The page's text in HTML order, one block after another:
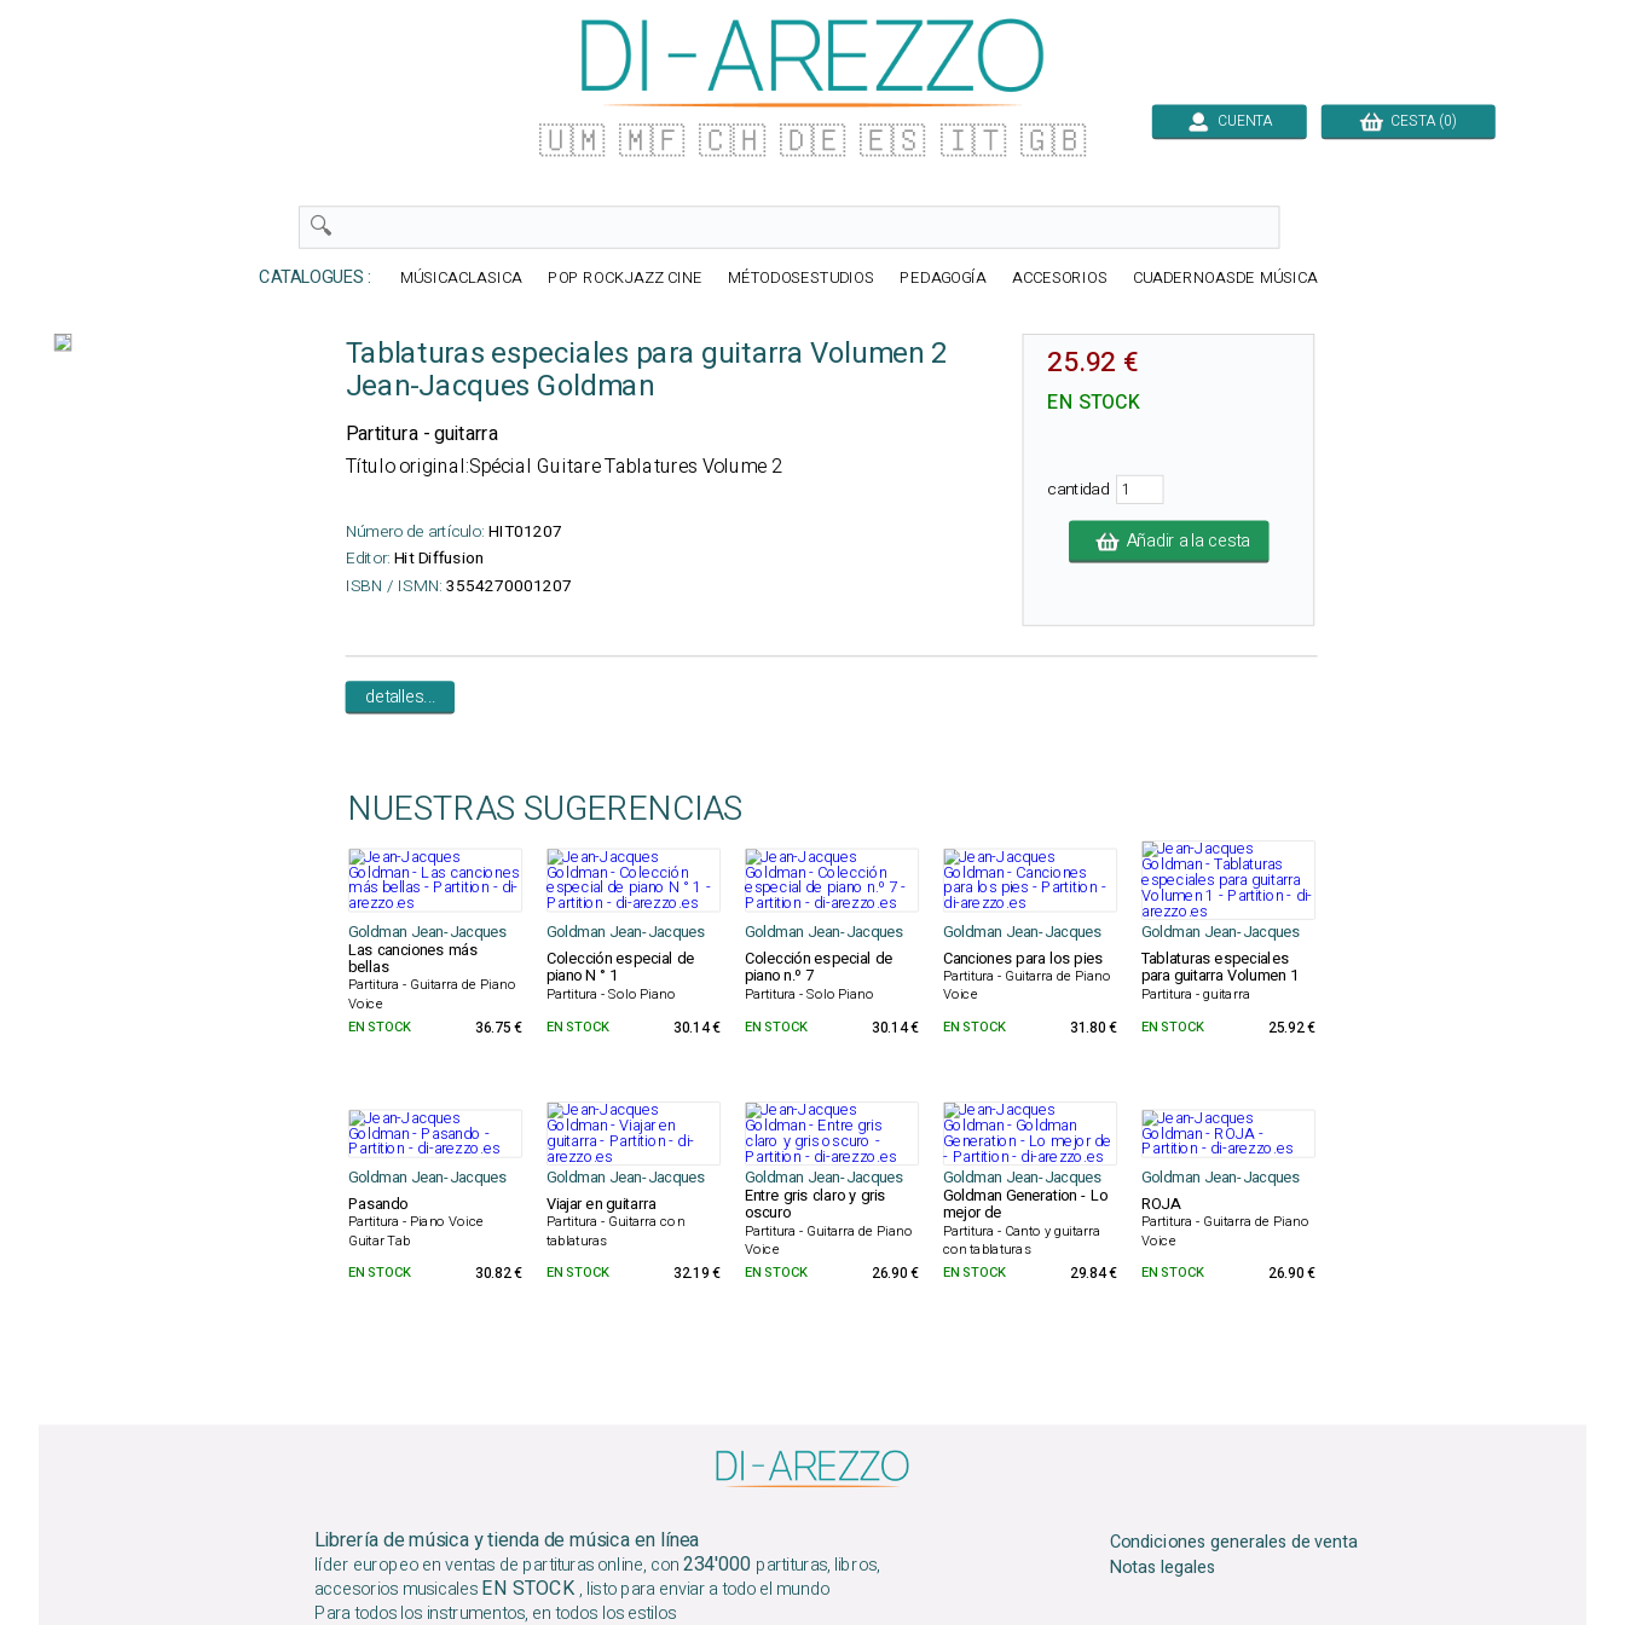
🇺🇲 🇲🇫 🇨🇭 🇩🇪 🇪🇸 🇮🇹 🇬🇧 CUENTA CESTA (0)
CATALOGUES : MÚSICACLASICA POP ROCKJAZZ CINE MÉTODOSESTUDIOS PEDAGOGÍA ACCESORIOS CUADERNOASDE MÚSICA
Tablaturas especiales para guitarra Volumen 2
Jean-Jacques Goldman
Partitura - guitarra
Título original:Spécial Guitare Tablatures Volume 2
Número de artículo: HIT01207
Editor: Hit Diffusion
ISBN / ISMN: 3554270001207
25.92 €
EN STOCK
cantidad
Añadir a la cesta
detalles...
NUESTRAS SUGERENCIAS
Goldman Jean-Jacques Goldman Jean-Jacques Goldman Jean-Jacques Goldman Jean-Jacques Goldman Jean-Jacques
Las canciones más
bellas
Partitura - Guitarra de Piano
Voice
Colección especial de
piano N ° 1
Partitura - Solo Piano
Colección especial de
piano n.º 7
Partitura - Solo Piano
Canciones para los pies
Partitura - Guitarra de Piano
Voice
Tablaturas especiales
para guitarra Volumen 1
Partitura - guitarra
EN STOCK 36.75 € EN STOCK 30.14 € EN STOCK 30.14 € EN STOCK 31.80 € EN STOCK 25.92 €
Goldman Jean-Jacques Goldman Jean-Jacques Goldman Jean-Jacques Goldman Jean-Jacques Goldman Jean-Jacques
Pasando
Partitura - Piano Voice
Guitar Tab
Viajar en guitarra
Partitura - Guitarra con
tablaturas
Entre gris claro y gris
oscuro
Partitura - Guitarra de Piano
Voice
Goldman Generation - Lo
mejor de
Partitura - Canto y guitarra
con tablaturas
ROJA
Partitura - Guitarra de Piano
Voice
EN STOCK
30.82 € EN STOCK 32.19 € EN STOCK 26.90 € EN STOCK 29.84 € EN STOCK 26.90 €
Librería de música y tienda de música en línea
líder europeo en ventas de partituras online, con234'000 partituras, libros,
accesorios musicalesEN STOCK, listo para enviar a todo el mundo
Para todos los instrumentos, en todos los estilos
Condiciones generales de venta
Notas legales